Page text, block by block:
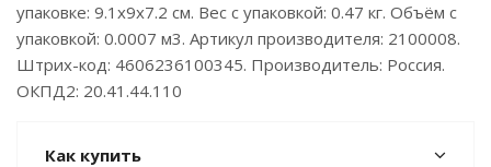
упаковке: 9.1x9x7.2 см. Вес с упаковкой: 0.47 кг. Объём с
упаковкой: 0.0007 м3. Артикул производителя: 2100008.
Штрих-код: 4606236100345. Производитель: Россия.
ОКПД2: 20.41.44.110
Как купить